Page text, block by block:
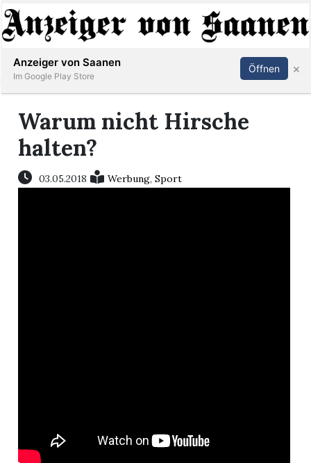
Abonnieren Anmelden
Warum nicht Hirsche
halten?
03.05.2018 Werbung,Sport
Anzeiger von Saanen
Im Google Play Store
Öffnen ×